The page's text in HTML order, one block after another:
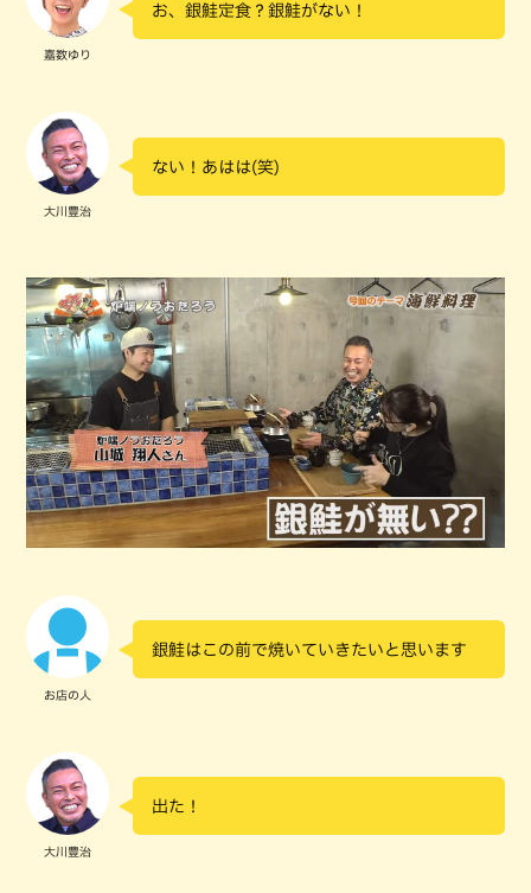
嘉数ゆり
お、銀鮭定食？銀鮭がない！
大川豊治
ない！あはは(笑)
お店の人
銀鮭はこの前で焼いていきたいと思います
大川豊治
出た！